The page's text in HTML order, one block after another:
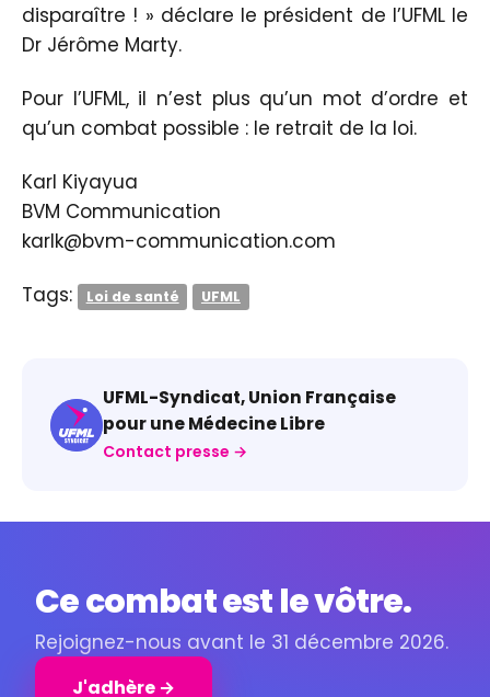
disparaître ! » déclare le président de l’UFML le
Dr Jérôme Marty.
Pour l’UFML, il n’est plus qu’un mot d’ordre et
qu’un combat possible : le retrait de la loi.
Karl Kiyayua
BVM Communication
karlk@bvm-communication.com
Tags: Loi de santé UFML
UFML-Syndicat, Union Française
pour une Médecine Libre
Contact presse →
Ce combat est le vôtre.
Rejoignez-nous avant le 31 décembre 2026.
J'adhère →